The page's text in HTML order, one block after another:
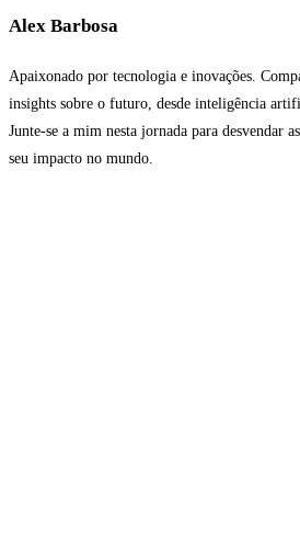
Alex Barbosa
Apaixonado por tecnologia e inovações.
insights sobre o futuro, desde inteligência
Junte-se a mim nesta jornada para desvendar
seu impacto no mundo.